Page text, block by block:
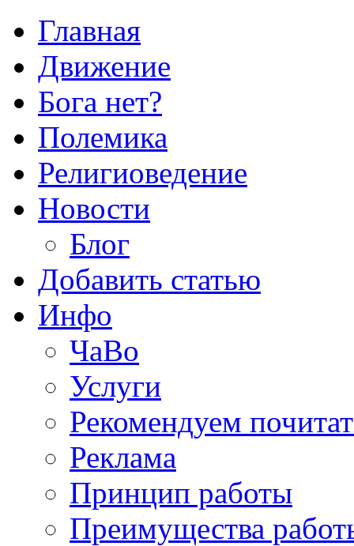
Главная
Движение
Бога нет?
Полемика
Религиоведение
Новости
Блог
Добавить статью
Инфо
ЧаВо
Услуги
Рекомендуем
Реклама
Принцип работы
Преимущества